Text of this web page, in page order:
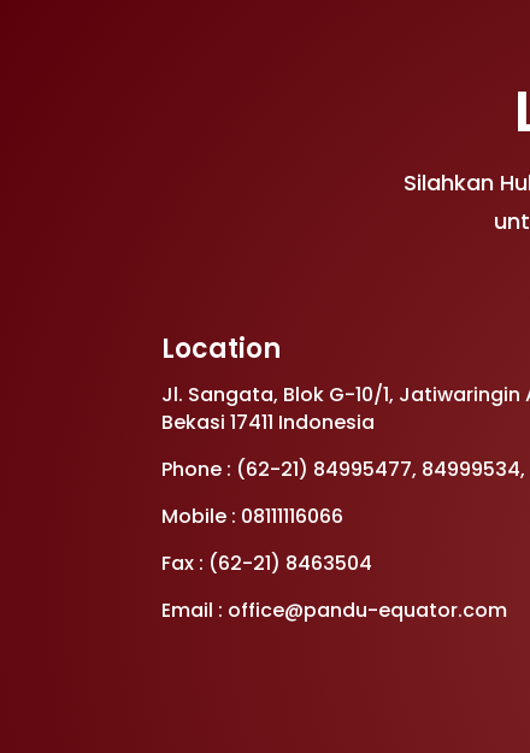
Silahkan
Location
Jl. Sangata, Blok G-10/1, Jatiwaringin
Bekasi 17411 Indonesia
Phone : (62-21) 84995477,
Mobile : 08111116066
Fax : (62-21) 8463504
Email : office@pandu-equator.com